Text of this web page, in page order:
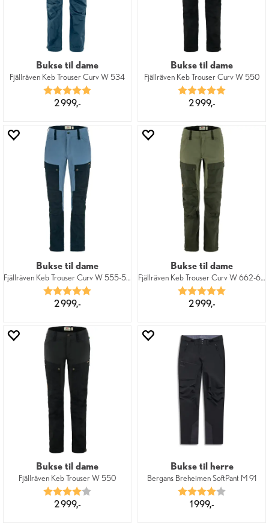
Bukse til dame
Fjällräven Keb Trouser Curv W 534
Karakter:
2 999,-
Bukse til dame
Fjällräven Keb Trouser Curv W 550
Karakter:
2 999,-
Bukse til dame
Fjällräven Keb Trouser Curv W 555-543
Karakter:
2 999,-
Bukse til dame
Fjällräven Keb Trouser Curv W 662-625
Karakter:
2 999,-
Bukse til dame
Fjällräven Keb Trouser W 550
Karakter:
2 999,-
Bukse til herre
Bergans Breheimen SoftPant M 91
Karakter:
1 999,-